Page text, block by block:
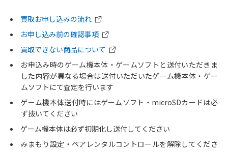
買取お申し込みの流れ
お申し込み前の確認事項
買取できない商品について
お申込み時のゲーム機本体・ゲームソフトと送付いただきま
した内容が異なる場合は送付いただいたゲーム機本体・ゲー
ムソフトにて査定を行います
ゲーム機本体送付時にはゲームソフト・microSDカードは必
ず抜いてください
ゲーム機本体は必ず初期化し送付してください
みまもり設定・ペアレンタルコントロールを解除してくださ